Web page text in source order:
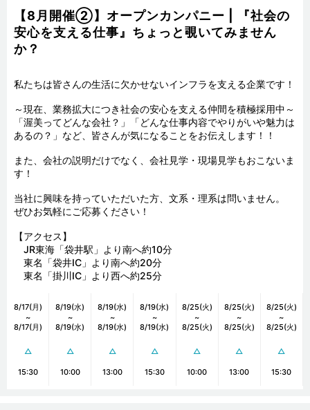
【8月開催②】オープンカンパニー | 『社会の
安心を支える仕事』ちょっと覗いてみません
か？
私たちは皆さんの生活に欠かせないインフラを支える企業です！
～現在、業務拡大につき社会の安心を支える仲間を積極採用中～
「渥美ってどんな会社？」「どんな仕事内容でやりがいや魅力は
あるの？」など、皆さんが気になることをお伝えします！！
また、会社の説明だけでなく、会社見学・現場見学もおこないま
す！
当社に興味を持っていただいた方、文系・理系は問いません。
ぜひお気軽にご応募ください！
【アクセス】
JR東海「袋井駅」より南へ約10分
東名「袋井IC」より南へ約20分
東名「掛川IC」より西へ約25分
8/17(月)
~
8/17(月)
△
15:30
8/19(水)
~
8/19(水)
△
10:00
8/19(水)
~
8/19(水)
△
13:00
8/19(水)
~
8/19(水)
△
15:30
8/25(火)
~
8/25(火)
△
10:00
8/25(火)
~
8/25(火)
△
13:00
8/25(火)
~
8/25(火)
△
15:30